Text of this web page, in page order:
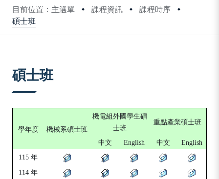
目前位置：主選單 課程資訊
課程時序
碩士班
碩士班
學年度 機械系碩士班
機電組外國學生碩
士班
重點產業碩士班
中文 English 中文
English
115 年
114 年